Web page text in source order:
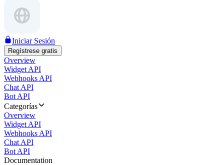
Iniciar Sesión
Regístrese gratis
Overview
Widget API
Webhooks API
Chat API
Bot API
Categorías
Overview
Widget API
Webhooks API
Chat API
Bot API
Documentation